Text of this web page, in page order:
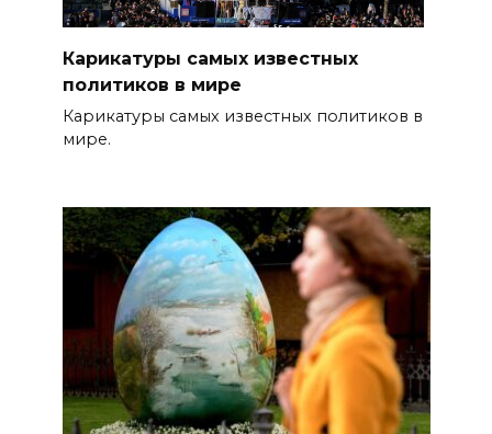
Карикатуры самых известных
политиков в мире
Карикатуры самых известных политиков в
мире.